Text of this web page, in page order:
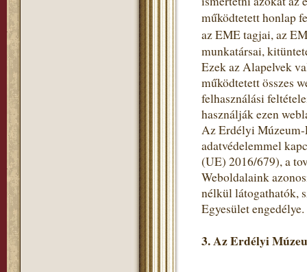
működtetett honlap
az EME tagjai, az
munkatársai,
Ezek az Alapelvek
működtetett összes
felhasználási
használják ezen
Az Erdélyi Múzeum-
adatvédelemmel
(UE) 2016/679), a
Weboldalaink
nélkül látogathatók,
Egyesület engedélye.
3. Az Erdélyi